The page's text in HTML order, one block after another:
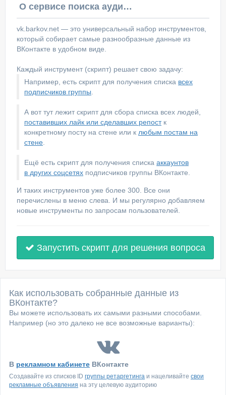
О сервисе поиска аудитории ВКонтакте
vk.barkov.net — это универсальный набор инструментов,
который собирает самые разнообразные данные из
ВКонтакте в удобном виде.
Каждый инструмент (скрипт) решает свою задачу:
Например, есть скрипт для получения списка всех
подписчиков группы
А вот тут лежит скрипт для сбора списка всех людей,
поставивших лайк или сделавших репостк
конкретному посту на стене или к любым постам на
стене
Ещё есть скрипт для получения списка аккаунтов
в других соцсетях подписчиков группы ВКонтакте.
И таких инструментов уже более 300. Все они
перечислены в меню слева. И мы регулярно добавляем
новые инструменты по запросам пользователей.
Запустить скрипт для решения вопроса
Как использовать собранные данные из
ВКонтакте?
Вы можете использовать их самыми разными способами.
Например (но это далеко не все возможные варианты):
В рекламном кабинете ВКонтакте
Создавайте из списков ID группы ретаргетинга и нацеливайте свои
рекламные объявления на эту целевую аудиторию